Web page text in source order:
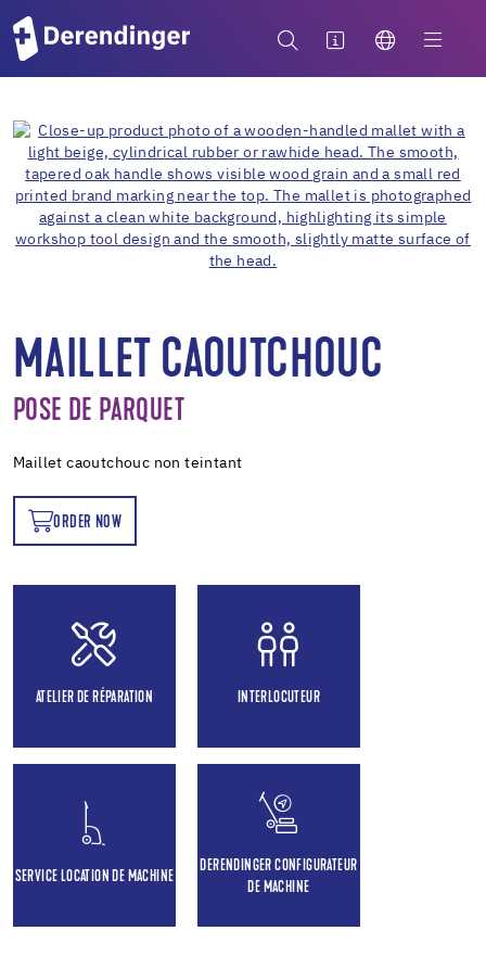
MAILLET CAOUTCHOUC
POSE DE PARQUET
Maillet caoutchouc non teintant
ORDER NOW
ATELIER DE RÉPARATION INTERLOCUTEUR
SERVICE LOCATION DE MACHINE
DERENDINGER CONFIGURATEUR
DE MACHINE